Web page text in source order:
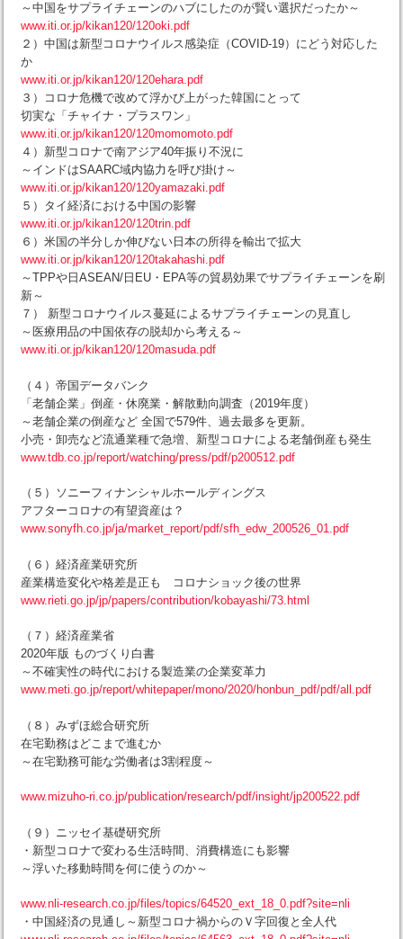
～中国をサプライチェーンのハブにしたのが賢い選択だったか～
www.iti.or.jp/kikan120/120oki.pdf
２）中国は新型コロナウイルス感染症（COVID-19）にどう対応した
か
www.iti.or.jp/kikan120/120ehara.pdf
３）コロナ危機で改めて浮かび上がった韓国にとって
切実な「チャイナ・プラスワン」
www.iti.or.jp/kikan120/120momomoto.pdf
４）新型コロナで南アジア40年振り不況に
～インドはSAARC域内協力を呼び掛け～
www.iti.or.jp/kikan120/120yamazaki.pdf
５）タイ経済における中国の影響
www.iti.or.jp/kikan120/120trin.pdf
６）米国の半分しか伸びない日本の所得を輸出で拡大
www.iti.or.jp/kikan120/120takahashi.pdf
～TPPや日ASEAN/日EU・EPA等の貿易効果でサプライチェーンを刷
新～
７） 新型コロナウイルス蔓延によるサプライチェーンの見直し
～医療用品の中国依存の脱却から考える～
www.iti.or.jp/kikan120/120masuda.pdf
（４）帝国データバンク
「老舗企業」倒産・休廃業・解散動向調査（2019年度）
～老舗企業の倒産など 全国で579件、過去最多を更新。
小売・卸売など流通業種で急増、新型コロナによる老舗倒産も発生
www.tdb.co.jp/report/watching/press/pdf/p200512.pdf
（５）ソニーフィナンシャルホールディングス
アフターコロナの有望資産は？
www.sonyfh.co.jp/ja/market_report/pdf/sfh_edw_200526_01.pdf
（６）経済産業研究所
産業構造変化や格差是正も コロナショック後の世界
www.rieti.go.jp/jp/papers/contribution/kobayashi/73.html
（７）経済産業省
2020年版 ものづくり白書
～不確実性の時代における製造業の企業変革力
www.meti.go.jp/report/whitepaper/mono/2020/honbun_pdf/pdf/all.pdf
（８）みずほ総合研究所
在宅勤務はどこまで進むか
～在宅勤務可能な労働者は3割程度～
www.mizuho-ri.co.jp/publication/research/pdf/insight/jp200522.pdf
（９）ニッセイ基礎研究所
・新型コロナで変わる生活時間、消費構造にも影響
～浮いた移動時間を何に使うのか～
www.nli-research.co.jp/files/topics/64520_ext_18_0.pdf?site=nli
・中国経済の見通し～新型コロナ禍からのＶ字回復と全人代